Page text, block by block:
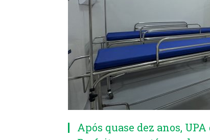
Após quase dez anos,